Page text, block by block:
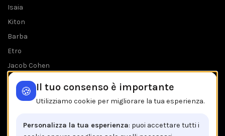
Isaia
Kiton
Barba
Etro
Jacob Cohen
Tombolini
Tutti i brands
🍪 Il tuo consenso è importante
Utilizziamo cookie per migliorare la tua esperienza.
Personalizza la tua esperienza: puoi accettare tutti i